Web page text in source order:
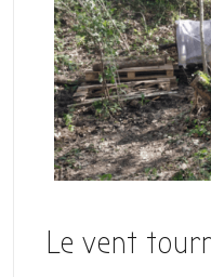
Le vent